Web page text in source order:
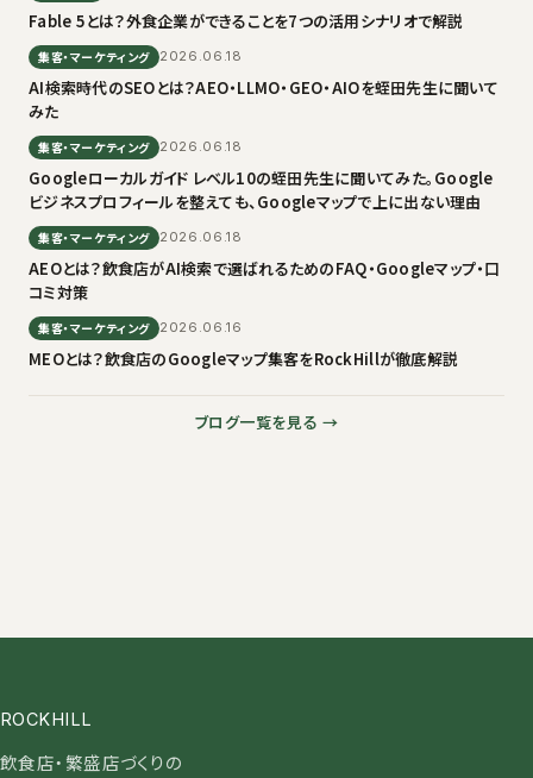
Fable 5とは？外食企業ができることを7つの活用シナリオで解説
集客・マーケティング 2026.06.18
AI検索時代のSEOとは？AEO・LLMO・GEO・AIOを蛭田先生に聞いて
みた
集客・マーケティング 2026.06.18
Googleローカルガイド レベル10の蛭田先生に聞いてみた。Google
ビジネスプロフィールを整えても、Googleマップで上に出ない理由
集客・マーケティング 2026.06.18
AEOとは？飲食店がAI検索で選ばれるためのFAQ・Googleマップ・口
コミ対策
集客・マーケティング 2026.06.16
MEOとは？飲食店のGoogleマップ集客をRockHillが徹底解説
ブログ一覧を見る →
ROCKHILL
飲食店・繁盛店づくりの